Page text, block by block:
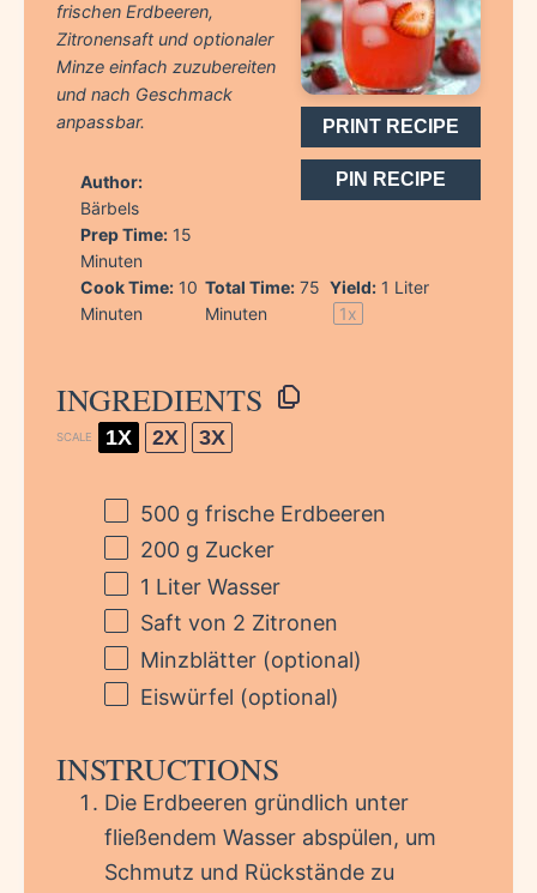
PRINT RECIPE
PIN RECIPE
frischen Erdbeeren,
Zitronensaft und optionaler
Minze einfach zuzubereiten
und nach Geschmack
anpassbar.
Author:
Bärbels
Prep Time: 15
Minuten
Cook Time: 10
Minuten
Total Time: 75
Minuten
Yield: 1 Liter
1x
INGREDIENTS
SCALE 1X 2X 3X
500 g frische Erdbeeren
200 g Zucker
1 Liter Wasser
Saft von 2 Zitronen
Minzblätter (optional)
Eiswürfel (optional)
INSTRUCTIONS
Die Erdbeeren gründlich unter
fließendem Wasser abspülen, um
Schmutz und Rückstände zu